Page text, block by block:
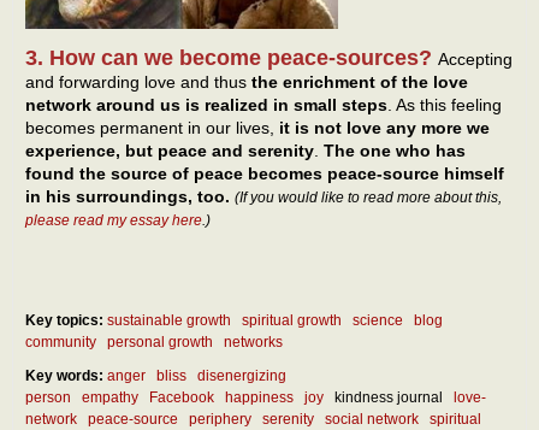
3. How can we become peace-sources? Accepting
and forwarding love and thus the enrichment of the love
network around us is realized in small steps . As this feeling
becomes permanent in our lives, it is not love any more we
experience, but peace and serenity The one who has
found the source of peace becomes peace-source himself
in his surroundings, too. (If you would like to read more about this,
please read my essay here.)
Key topics: sustainable growth spiritual growth science
blog
community
personal growth
networks
Key words: anger bliss
disenergizing
person
empathy Facebook happiness joy kindness journal
love-
network
peace-source periphery serenity social network
spiritual